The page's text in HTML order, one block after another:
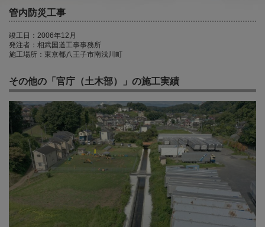
管内防災工事
竣工日：2006年12月
発注者：相武国道工事事務所
施工場所：東京都八王子市南浅川町
その他の「官庁（土木部）」の施工実績